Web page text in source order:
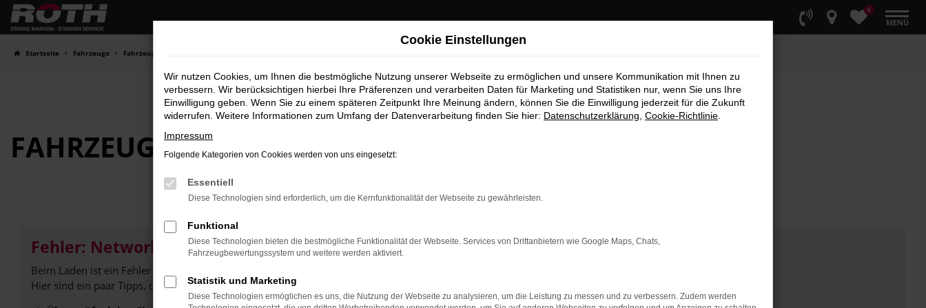
Zum
Hauptinhalt
0
MENÜ
Startseite Fahrzeuge Fahrzeugbestand
FAHRZEUG-SHOWROOM
Fehler: Network Error
Beim Laden ist ein Fehler aufgetreten.
Hier sind ein paar Tipps, die dir helfen können:
Cookie Einstellungen
Wir nutzen Cookies, um Ihnen die bestmögliche Nutzung unserer Webseite zu ermöglichen und unsere Kommunikation mit Ihnen zu
verbessern. Wir berücksichtigen hierbei Ihre Präferenzen und verarbeiten Daten für Marketing und Statistiken nur, wenn Sie uns Ihre
Einwilligung geben. Wenn Sie zu einem späteren Zeitpunkt Ihre Meinung ändern, können Sie die Einwilligung jederzeit für die Zukunft
widerrufen. Weitere Informationen zum Umfang der Datenverarbeitung finden Sie hier: Datenschutzerklärung Cookie-Richtlinie
Impressum
Folgende Kategorien von Cookies werden von uns eingesetzt:
Essentiell
Diese Technologien sind erforderlich, um die Kernfunktionalität der Webseite zu gewährleisten.
Funktional
Diese Technologien bieten die bestmögliche Funktionalität der Webseite. Services von Drittanbietern wie Google Maps, Chats,
Fahrzeugbewertungssystem und weitere werden aktiviert.
Statistik und Marketing
Diese Technologien ermöglichen es uns, die Nutzung der Webseite zu analysieren, um die Leistung zu messen und zu verbessern. Zudem werden